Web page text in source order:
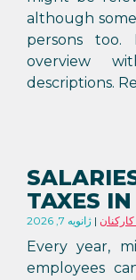
although
persons
overview
descriptions.
TAXES
ژانویه 7, 2026
Every year,
employees